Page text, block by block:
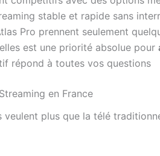
stable et rapide sans
Pro prennent seulement
est une priorité absolue pour
répond à toutes vos questions
en France
veulent plus que la télé